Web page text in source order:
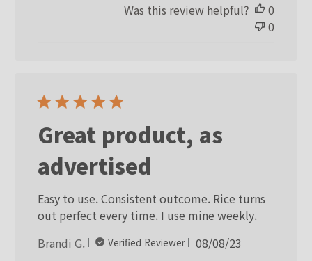
Was this review helpful?
0
0
Great product, as
advertised
Easy to use. Consistent outcome. Rice turns
out perfect every time. I use mine weekly.
Brandi G.
Verified Reviewer
Published
08/08/23